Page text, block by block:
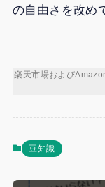
の自由さを改め
楽天市場および
豆知識